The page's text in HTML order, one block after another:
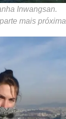
Inwangsan.
mais próxima